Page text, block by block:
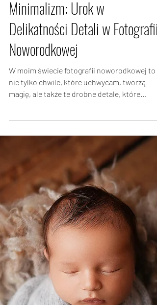
30 sie 2023
Minimalizm: Urok w
Delikatności Detali w Fotografii
Noworodkowej
W moim świecie fotografii noworodkowej to
nie tylko chwile, które uchwycam, tworzą
magię, ale także te drobne detale, które
składają się...